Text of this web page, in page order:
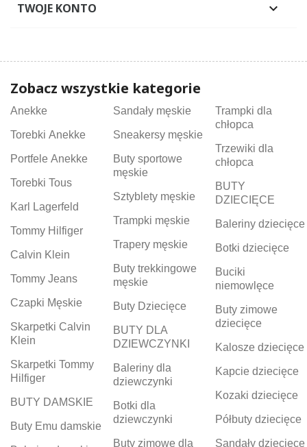
TWOJE KONTO 
Zobacz wszystkie kategorie
Anekke
Torebki Anekke
Portfele Anekke
Torebki Tous
Karl Lagerfeld
Tommy Hilfiger
Calvin Klein
Tommy Jeans
Czapki Męskie
Skarpetki Calvin
Klein
Skarpetki Tommy
Hilfiger
BUTY DAMSKIE
Buty Emu damskie
Sandały męskie
Sneakersy męskie
Buty sportowe
męskie
Sztyblety męskie
Trampki męskie
Trapery męskie
Buty trekkingowe
męskie
Buty Dziecięce
BUTY DLA
DZIEWCZYNKI
Baleriny dla
dziewczynki
Botki dla
dziewczynki
Buty zimowe dla
Trampki dla
chłopca
Trzewiki dla
chłopca
BUTY
DZIECIĘCE
Baleriny dziecięce
Botki dziecięce
Buciki
niemowlęce
Buty zimowe
dziecięce
Kalosze dziecięce
Kapcie dziecięce
Kozaki dziecięce
Półbuty dziecięce
Sandały dziecięce